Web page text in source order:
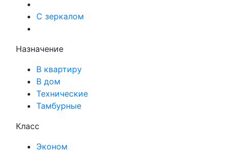
С зеркалом
Назначение
В квартиру
В дом
Технические
Тамбурные
Класс
Эконом